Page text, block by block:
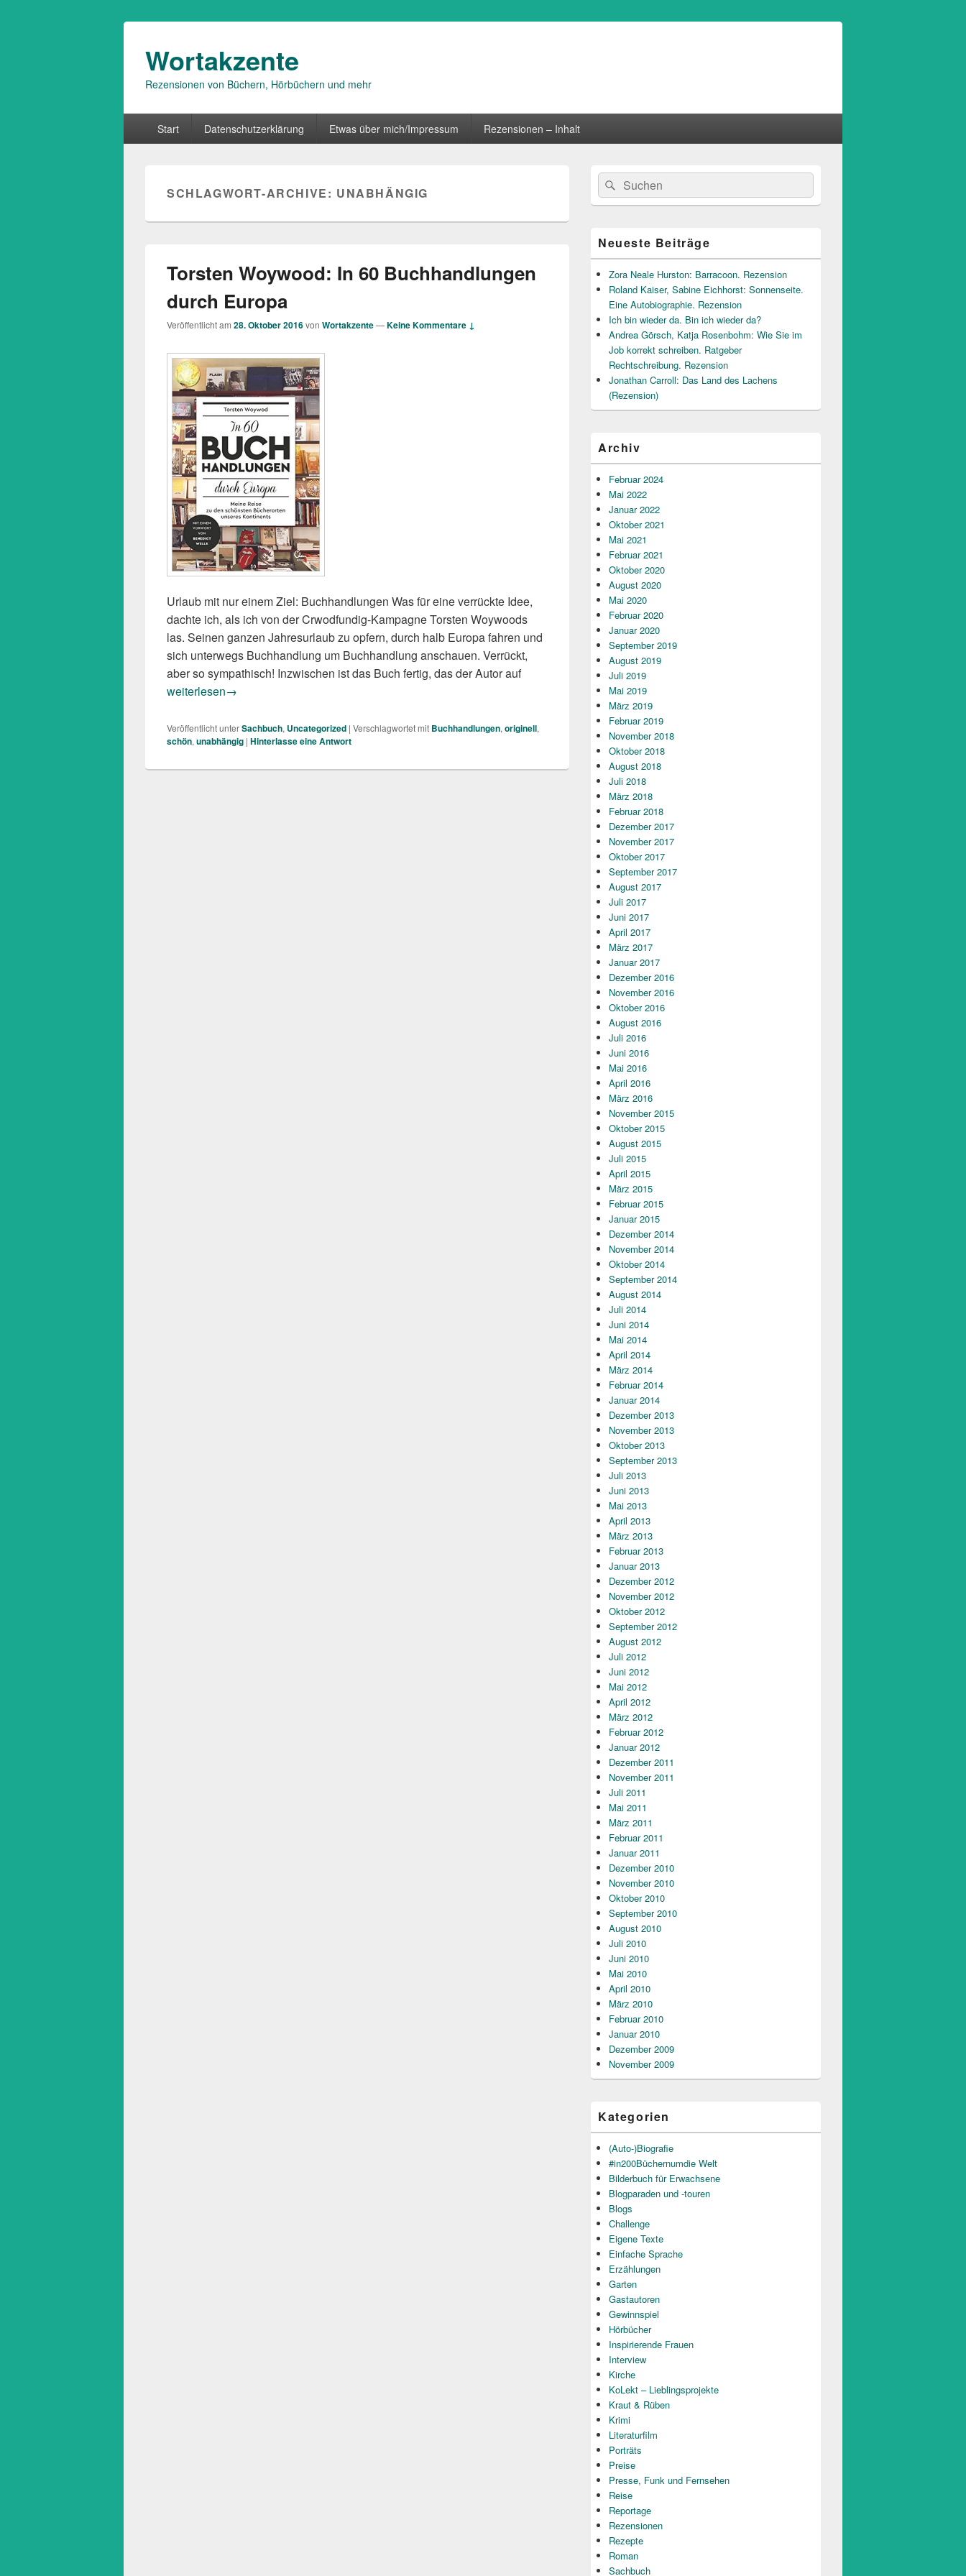
Wortakzente
Rezensionen von Büchern, Hörbüchern und mehr
Start Datenschutzerklärung Etwas über mich/Impressum Rezensionen – Inhalt
SCHLAGWORT-ARCHIVE: UNABHÄNGIG
Torsten Woywood: In 60 Buchhandlungen
durch Europa
Veröffentlicht am 28. Oktober 2016von Wortakzente—Keine Kommentare ↓
Urlaub mit nur einem Ziel: Buchhandlungen Was für eine verrückte Idee,
dachte ich, als ich von der Crwodfundig-Kampagne Torsten Woywoods
las. Seinen ganzen Jahresurlaub zu opfern, durch halb Europa fahren und
sich unterwegs Buchhandlung um Buchhandlung anschauen. Verrückt,
aber so sympathisch! Inzwischen ist das Buch fertig, das der Autor auf
Torsten Woywood: In 60 Buchhandlungen durch Europa
weiterlesen→
Veröffentlicht unterSachbuch, Uncategorized | Verschlagwortet mit Buchhandlungen, originell,
schön, unabhängig | Hinterlasse eine Antwort
Primärer
Seitenleisten
Widget-
Bereich
Suche
nach:
Suchen
Neueste Beiträge
Zora Neale Hurston: Barracoon. Rezension
Roland Kaiser, Sabine Eichhorst: Sonnenseite.
Eine Autobiographie. Rezension
Ich bin wieder da. Bin ich wieder da?
Andrea Görsch, Katja Rosenbohm: Wie Sie im
Job korrekt schreiben. Ratgeber
Rechtschreibung. Rezension
Jonathan Carroll: Das Land des Lachens
(Rezension)
Archiv
Februar 2024
Mai 2022
Januar 2022
Oktober 2021
Mai 2021
Februar 2021
Oktober 2020
August 2020
Mai 2020
Februar 2020
Januar 2020
September 2019
August 2019
Juli 2019
Mai 2019
März 2019
Februar 2019
November 2018
Oktober 2018
August 2018
Juli 2018
März 2018
Februar 2018
Dezember 2017
November 2017
Oktober 2017
September 2017
August 2017
Juli 2017
Juni 2017
April 2017
März 2017
Januar 2017
Dezember 2016
November 2016
Oktober 2016
August 2016
Juli 2016
Juni 2016
Mai 2016
April 2016
März 2016
November 2015
Oktober 2015
August 2015
Juli 2015
April 2015
März 2015
Februar 2015
Januar 2015
Dezember 2014
November 2014
Oktober 2014
September 2014
August 2014
Juli 2014
Juni 2014
Mai 2014
April 2014
März 2014
Februar 2014
Januar 2014
Dezember 2013
November 2013
Oktober 2013
September 2013
Juli 2013
Juni 2013
Mai 2013
April 2013
März 2013
Februar 2013
Januar 2013
Dezember 2012
November 2012
Oktober 2012
September 2012
August 2012
Juli 2012
Juni 2012
Mai 2012
April 2012
März 2012
Februar 2012
Januar 2012
Dezember 2011
November 2011
Juli 2011
Mai 2011
März 2011
Februar 2011
Januar 2011
Dezember 2010
November 2010
Oktober 2010
September 2010
August 2010
Juli 2010
Juni 2010
Mai 2010
April 2010
März 2010
Februar 2010
Januar 2010
Dezember 2009
November 2009
Kategorien
(Auto-)Biografie
#in200Büchernumdie Welt
Bilderbuch für Erwachsene
Blogparaden und -touren
Blogs
Challenge
Eigene Texte
Einfache Sprache
Erzählungen
Garten
Gastautoren
Gewinnspiel
Hörbücher
Inspirierende Frauen
Interview
Kirche
KoLekt – Lieblingsprojekte
Kraut & Rüben
Krimi
Literaturfilm
Porträts
Preise
Presse, Funk und Fernsehen
Reise
Reportage
Rezensionen
Rezepte
Roman
Sachbuch